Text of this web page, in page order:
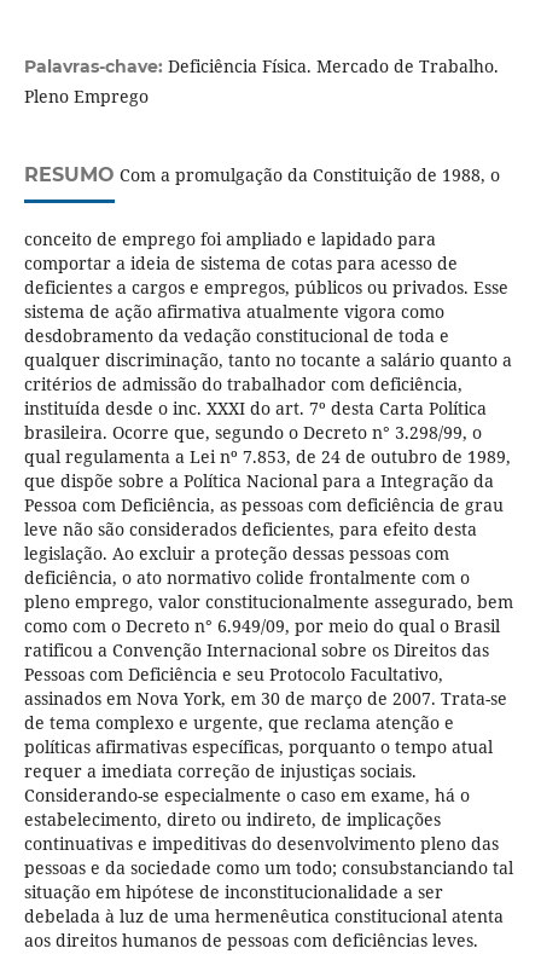
Palavras-chave: Deficiência Física. Mercado de Trabalho.
Pleno Emprego
RESUMO Com a promulgação da Constituição de 1988, o
conceito de emprego foi ampliado e lapidado para
comportar a ideia de sistema de cotas para acesso de
deficientes a cargos e empregos, públicos ou privados. Esse
sistema de ação afirmativa atualmente vigora como
desdobramento da vedação constitucional de toda e
qualquer discriminação, tanto no tocante a salário quanto a
critérios de admissão do trabalhador com deficiência,
instituída desde o inc. XXXI do art. 7º desta Carta Política
brasileira. Ocorre que, segundo o Decreto n° 3.298/99, o
qual regulamenta a Lei nº 7.853, de 24 de outubro de 1989,
que dispõe sobre a Política Nacional para a Integração da
Pessoa com Deficiência, as pessoas com deficiência de grau
leve não são considerados deficientes, para efeito desta
legislação. Ao excluir a proteção dessas pessoas com
deficiência, o ato normativo colide frontalmente com o
pleno emprego, valor constitucionalmente assegurado, bem
como com o Decreto n° 6.949/09, por meio do qual o Brasil
ratificou a Convenção Internacional sobre os Direitos das
Pessoas com Deficiência e seu Protocolo Facultativo,
assinados em Nova York, em 30 de março de 2007. Trata-se
de tema complexo e urgente, que reclama atenção e
políticas afirmativas específicas, porquanto o tempo atual
requer a imediata correção de injustiças sociais.
Considerando-se especialmente o caso em exame, há o
estabelecimento, direto ou indireto, de implicações
continuativas e impeditivas do desenvolvimento pleno das
pessoas e da sociedade como um todo; consubstanciando tal
situação em hipótese de inconstitucionalidade a ser
debelada à luz de uma hermenêutica constitucional atenta
aos direitos humanos de pessoas com deficiências leves.